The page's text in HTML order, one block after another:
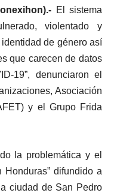
El sistema
violentado y
de género así
que carecen de datos
19”, denunciaron el
Asociación
y el Grupo Frida
la problemática y el
difundido a
ciudad de San Pedro